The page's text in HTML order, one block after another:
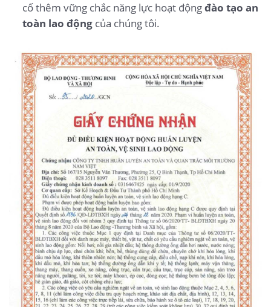
cố thêm vững chắc năng lực hoạt độngđào tạo an
toàn lao độngcủa chúng tôi.